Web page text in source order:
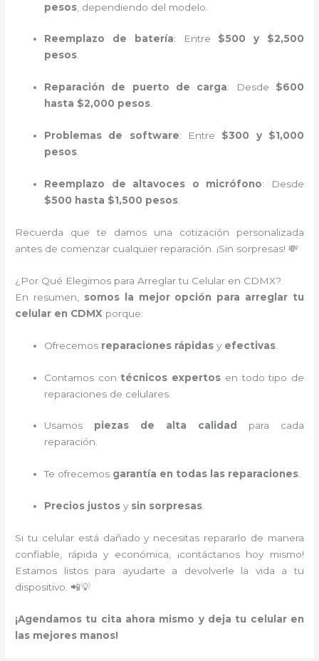
pesos , dependiendo del modelo.
Reemplazo de batería: Entre $500 y $2,500
pesos.
Reparación de puerto de carga: Desde $600
hasta $2,000 pesos.
Problemas de software: Entre $300 y $1,000
pesos
Reemplazo de altavoces o micrófono: Desde
$500 hasta $1,500 pesos
Recuerda que te damos una cotización personalizada
antes de comenzar cualquier reparación. ¡Sin sorpresas! 💸
¿Por Qué Elegirnos para Arreglar tu Celular en CDMX?
En resumen, somos la mejor opción para arreglar tu
celular en CDMX porque:
Ofrecemos reparaciones rápidas y efectivas
Contamos con técnicos expertos en todo tipo de
reparaciones de celulares.
Usamos piezas de alta calidad
para cada
reparación.
Te ofrecemos garantía en todas las reparaciones.
Precios justos y sin sorpresas
Si tu celular está dañado y necesitas repararlo de manera
confiable, rápida y económica, ¡contáctanos hoy mismo!
Estamos listos para ayudarte a devolverle la vida a tu
dispositivo. 📲💡
¡Agendamos tu cita ahora mismo y deja tu celular en
las mejores manos!